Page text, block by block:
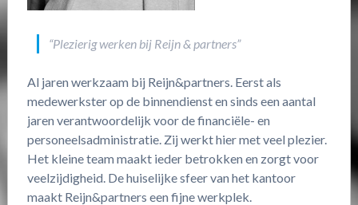
“Plezierig werken bij Reijn & partners”
Al jaren werkzaam bij Reijn&partners. Eerst als
medewerkster op de binnendienst en sinds een aantal
jaren verantwoordelijk voor de financiële- en
personeelsadministratie. Zij werkt hier met veel plezier.
Het kleine team maakt ieder betrokken en zorgt voor
veelzijdigheid. De huiselijke sfeer van het kantoor
maakt Reijn&partners een fijne werkplek.